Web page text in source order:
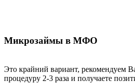
Микрозаймы в МФО
Это крайний вариант, рекомендуем
процедуру 2-3 раза и получаете